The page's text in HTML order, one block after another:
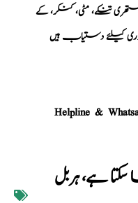
تنکے، مٹی، کنکر، کے
کیلئے دستیاب ہیں
Helpline &
ہے، ہربل